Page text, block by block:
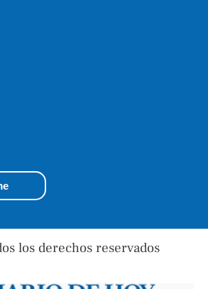
los derechos reservados